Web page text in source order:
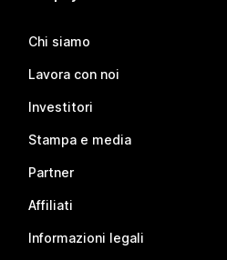
Chi siamo
Lavora con noi
Investitori
Stampa e media
Partner
Affiliati
Informazioni legali